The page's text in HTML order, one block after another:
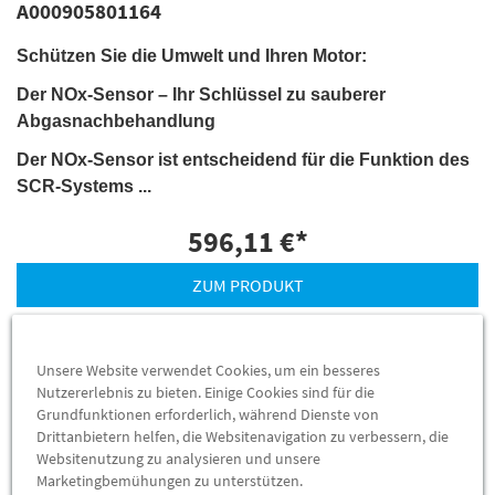
A000905801164
Schützen Sie die Umwelt und Ihren Motor:
Der NOx-Sensor – Ihr Schlüssel zu sauberer
Abgasnachbehandlung
Der NOx-Sensor ist entscheidend für die Funktion des
SCR-Systems ...
596,11 €*
ZUM PRODUKT
Unsere Website verwendet Cookies, um ein besseres
Nutzererlebnis zu bieten. Einige Cookies sind für die
Grundfunktionen erforderlich, während Dienste von
Drittanbietern helfen, die Websitenavigation zu verbessern, die
Websitenutzung zu analysieren und unsere
Marketingbemühungen zu unterstützen.